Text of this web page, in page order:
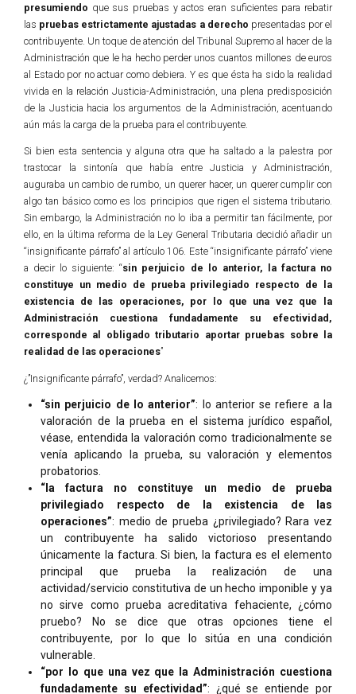
presumiendo que sus pruebas y actos eran suficientes para rebatir
las pruebas estrictamente ajustadas a derecho presentadas por el
contribuyente. Un toque de atención del Tribunal Supremo al hacer de la
Administración que le ha hecho perder unos cuantos millones de euros
al Estado por no actuar como debiera. Y es que ésta ha sido la realidad
vivida en la relación Justicia-Administración, una plena predisposición
de la Justicia hacia los argumentos de la Administración, acentuando
aún más la carga de la prueba para el contribuyente.
Si bien esta sentencia y alguna otra que ha saltado a la palestra por
trastocar la sintonía que había entre Justicia y Administración,
auguraba un cambio de rumbo, un querer hacer, un querer cumplir con
algo tan básico como es los principios que rigen el sistema tributario.
Sin embargo, la Administración no lo iba a permitir tan fácilmente, por
ello, en la última reforma de la Ley General Tributaria decidió añadir un
“insignificante párrafo” al artículo 106. Este “insignificante párrafo” viene
a decir lo siguiente: “sin perjuicio de lo anterior, la factura no
constituye un medio de prueba privilegiado respecto de la
existencia de las operaciones, por lo que una vez que la
Administración cuestiona fundadamente su efectividad,
corresponde al obligado tributario aportar pruebas sobre la
realidad de las operaciones”
¿”Insignificante párrafo”, verdad? Analicemos:
“sin perjuicio de lo anterior”: lo anterior se refiere a la
valoración de la prueba en el sistema jurídico español,
véase, entendida la valoración como tradicionalmente se
venía aplicando la prueba, su valoración y elementos
probatorios.
“la factura no constituye un medio de prueba
privilegiado respecto de la existencia de las
operaciones”: medio de prueba ¿privilegiado? Rara vez
un contribuyente ha salido victorioso presentando
únicamente la factura. Si bien, la factura es el elemento
principal que prueba la realización de una
actividad/servicio constitutiva de un hecho imponible y ya
no sirve como prueba acreditativa fehaciente, ¿cómo
pruebo? No se dice que otras opciones tiene el
contribuyente, por lo que lo sitúa en una condición
vulnerable.
“por lo que una vez que la Administración cuestiona
fundadamente su efectividad”: ¿qué se entiende por